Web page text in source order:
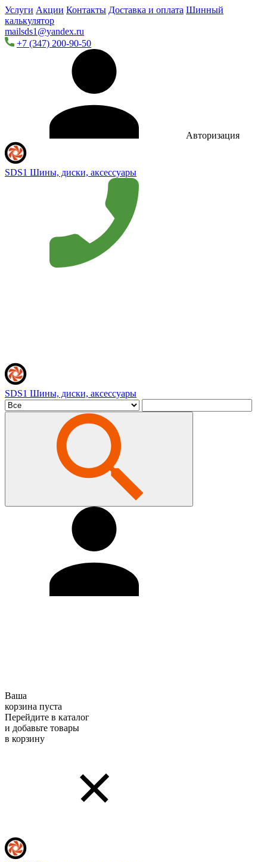
Услуги Акции Контакты Доставка и оплата Шинный
калькулятор
mailsds1@yandex.ru
+7 (347) 200-90-50
Авторизация
SDS1 Шины, диски, аксессуары
SDS1 Шины, диски, аксессуары
Ваша
корзина пуста
Перейдите в каталог
и добавьте товары
в корзину